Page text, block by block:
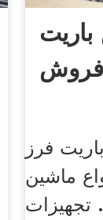
فروش
فرز
ماشین
تجهیزات